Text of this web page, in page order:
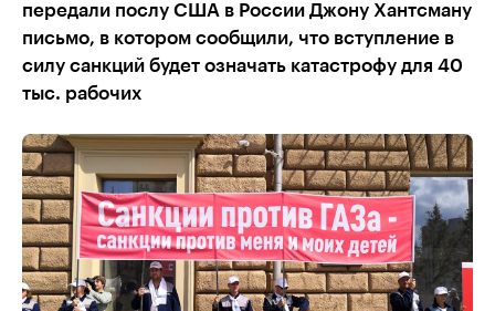
передали послу США в России Джону Хантсману
письмо, в котором сообщили, что вступление в
силу санкций будет означать катастрофу для 40
тыс. рабочих